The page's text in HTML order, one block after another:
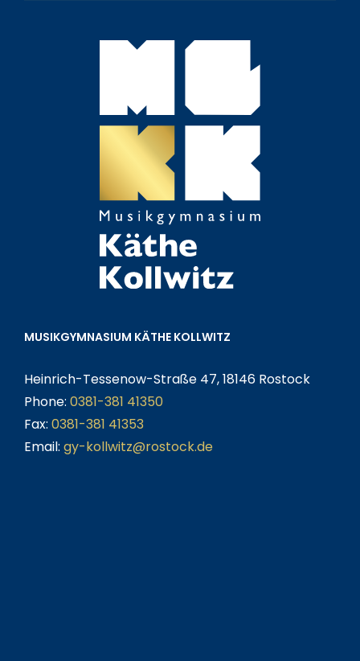
MUSIKGYMNASIUM KÄTHE KOLLWITZ
Heinrich-Tessenow-Straße 47, 18146 Rostock
Phone: 0381-381 41350
Fax: 0381-381 41353
Email: gy-kollwitz@rostock.de